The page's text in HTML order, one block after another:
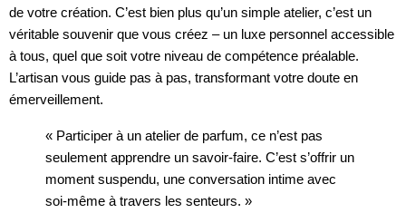
de votre création. C’est bien plus qu’un simple atelier, c’est un
véritable souvenir que vous créez – un luxe personnel accessible
à tous, quel que soit votre niveau de compétence préalable.
L’artisan vous guide pas à pas, transformant votre doute en
émerveillement.
« Participer à un atelier de parfum, ce n’est pas
seulement apprendre un savoir-faire. C’est s’offrir un
moment suspendu, une conversation intime avec
soi-même à travers les senteurs. »